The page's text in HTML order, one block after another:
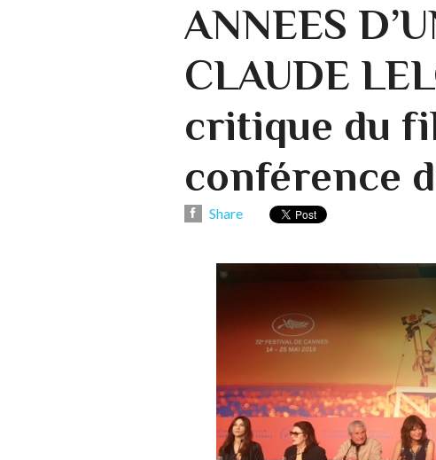
ANNEES
CLAUDE
critique du
conférence
Share